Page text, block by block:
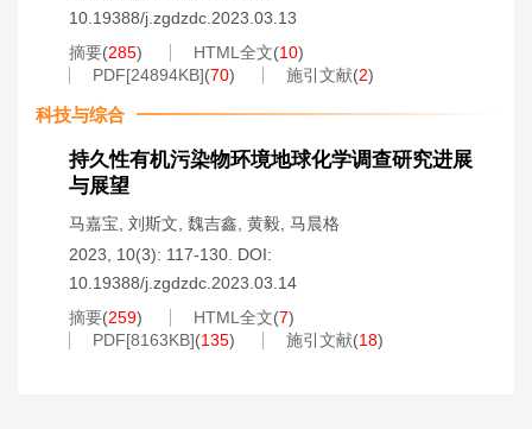
10.19388/j.zgdzdc.2023.03.13
摘要(285) HTML全文(10)
PDF[24894KB](70) 施引文献(2)
科技与综合
持久性有机污染物环境地球化学调查研究进展
与展望
马嘉宝 刘斯文 魏吉鑫 黄毅 马晨格
2023, 10(3): 117-130. DOI:
10.19388/j.zgdzdc.2023.03.14
摘要(259) HTML全文(7)
PDF[8163KB](135) 施引文献(18)